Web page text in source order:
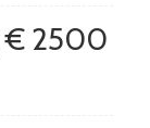
€ 2500